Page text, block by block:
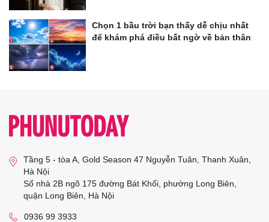
Chọn 1 bầu trời bạn thấy dễ chịu nhất
để khám phá điều bất ngờ về bản thân
Tầng 5 - tòa A, Gold Season 47 Nguyễn Tuân, Thanh Xuân,
Hà Nội
Số nhà 2B ngõ 175 đường Bát Khối, phường Long Biên,
quận Long Biên, Hà Nội
0936 99 3933